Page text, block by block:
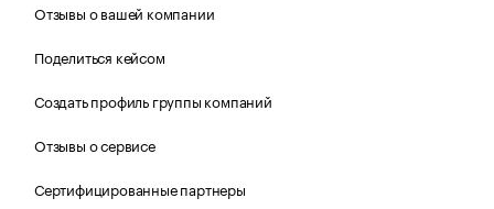
Отзывы о вашей компании
Поделиться кейсом
Создать профиль группы компаний
Отзывы о сервисе
Сертифицированные партнеры